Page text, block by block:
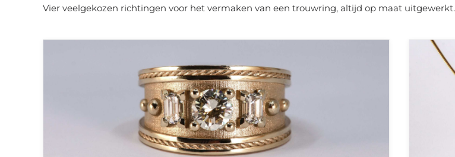
Vier veelgekozen richtingen voor het vermaken van een trouwring, altijd op maat uitgewerkt.